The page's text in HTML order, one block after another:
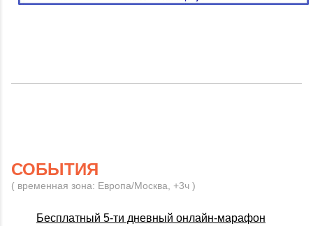
СОБЫТИЯ
( временная зона: Европа/Москва, +3ч )
Бесплатный 5-ти дневный онлайн-марафон